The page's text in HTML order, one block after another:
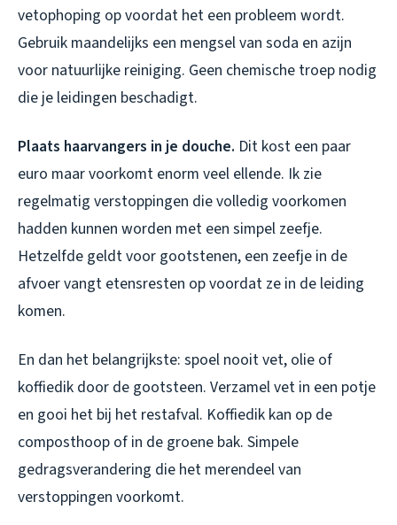
vetophoping op voordat het een probleem wordt.
Gebruik maandelijks een mengsel van soda en azijn
voor natuurlijke reiniging. Geen chemische troep nodig
die je leidingen beschadigt.
Plaats haarvangers in je douche. Dit kost een paar
euro maar voorkomt enorm veel ellende. Ik zie
regelmatig verstoppingen die volledig voorkomen
hadden kunnen worden met een simpel zeefje.
Hetzelfde geldt voor gootstenen, een zeefje in de
afvoer vangt etensresten op voordat ze in de leiding
komen.
En dan het belangrijkste: spoel nooit vet, olie of
koffiedik door de gootsteen. Verzamel vet in een potje
en gooi het bij het restafval. Koffiedik kan op de
composthoop of in de groene bak. Simpele
gedragsverandering die het merendeel van
verstoppingen voorkomt.